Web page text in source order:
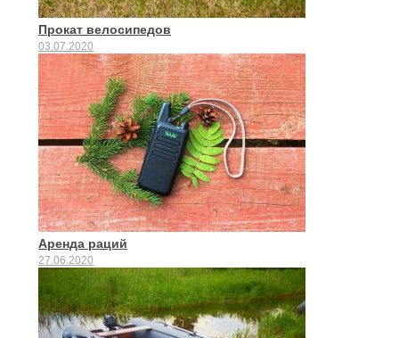
Прокат велосипедов
03.07.2020
Аренда раций
27.06.2020